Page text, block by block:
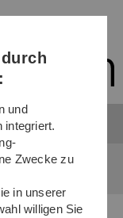
und
integriert.
Zwecke zu
in unserer
willigen Sie